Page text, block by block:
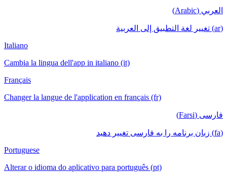
العربي (Arabic)
(ar) تغيير لغة التطبيق إلى العربية
Italiano
Cambia la lingua dell'app in italiano (it)
Français
Changer la langue de l'application en français (fr)
فارسی (Farsi)
(fa) زبان برنامه را به فارسی تغییر دهید
Portuguese
Alterar o idioma do aplicativo para português (pt)